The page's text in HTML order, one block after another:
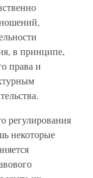
в принципе,
права и
регулирования
некоторые